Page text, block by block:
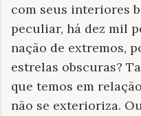
com seus interiores
peculiar, há dez mil
nação de extremos,
estrelas obscuras?
que temos em
não se exterioriza.